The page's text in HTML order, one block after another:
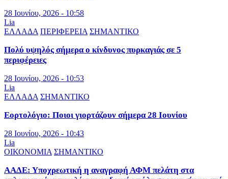
28 Ιουνίου, 2026 - 10:58
Lia
ΕΛΛΑΔΑ ΠΕΡΙΦΕΡΕΙΑ ΣΗΜΑΝΤΙΚΟ
Πολύ υψηλός σήμερα ο κίνδυνος πυρκαγιάς σε 5
περιφέρειες
28 Ιουνίου, 2026 - 10:53
Lia
ΕΛΛΑΔΑ ΣΗΜΑΝΤΙΚΟ
Εορτολόγιο: Ποιοι γιορτάζουν σήμερα 28 Ιουνίου
28 Ιουνίου, 2026 - 10:43
Lia
ΟΙΚΟΝΟΜΙΑ ΣΗΜΑΝΤΙΚΟ
ΑΑΔΕ: Υποχρεωτική η αναγραφή ΑΦΜ πελάτη στα